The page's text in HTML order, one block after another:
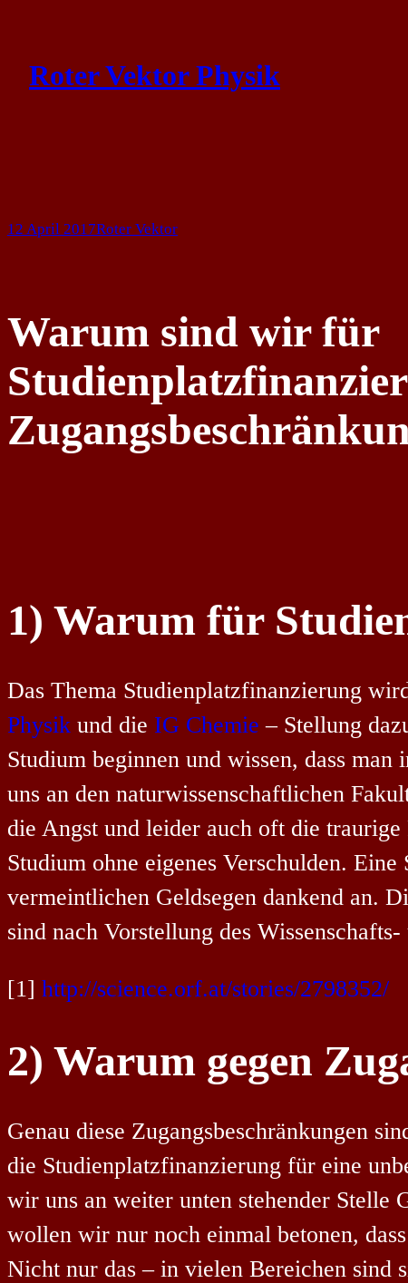
content
Roter Vektor Physik
12 April 2017Roter Vektor
Warum sind wir für
1) Warum für
Das Thema Studienplatzfinanzierung
Physik und die IG Chemie– Stellung
Studium beginnen und wissen, dass
uns an den naturwissenschaftlichen
die Angst und leider auch oft die
Studium ohne eigenes Verschulden.
vermeintlichen Geldsegen dankend an.
sind nach Vorstellung des
[1] http://science.orf.at/stories/2798352/
2) Warum gegen
Genau diese Zugangsbeschränkungen
die Studienplatzfinanzierung für eine
wir uns an weiter unten stehender Stelle
wollen wir nur noch einmal betonen,
Nicht nur das – in vielen Bereichen sind